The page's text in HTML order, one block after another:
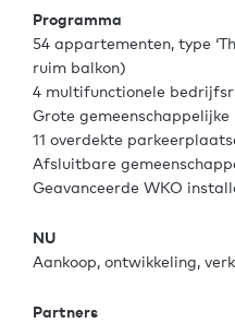
Programma
54 appartementen, type
ruim balkon)
4 multifunctionele
Grote
11 overdekte
Afsluitbare
Geavanceerde WKO
NU
Aankoop, ontwikkeling,
Partners